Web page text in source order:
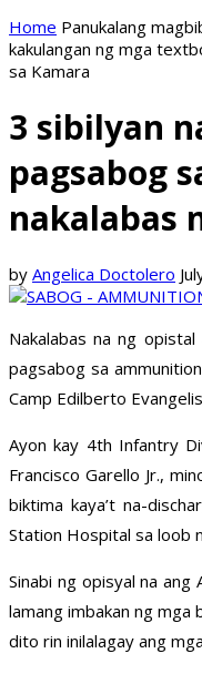
Home Panukalang
kakulangan ng mga
sa Kamara
3 sibilyan
pagsabog
nakalabas
by Angelica Doctolero
Nakalabas na ng
pagsabog sa
Camp Edilberto
Ayon kay 4th Infantry
Francisco Garello Jr.,
biktima kaya’t na-
Station Hospital sa loob
Sinabi ng opisyal na ang
lamang imbakan ng mga
dito rin inilalagay ang